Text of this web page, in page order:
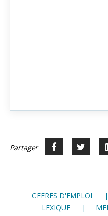
Partager Partager

OFFRES D'EMPLOI
LEXIQUE